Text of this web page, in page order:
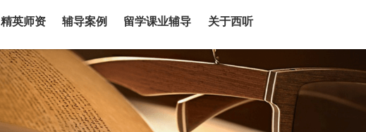
精英师资 辅导案例 留学课业辅导 关于西听